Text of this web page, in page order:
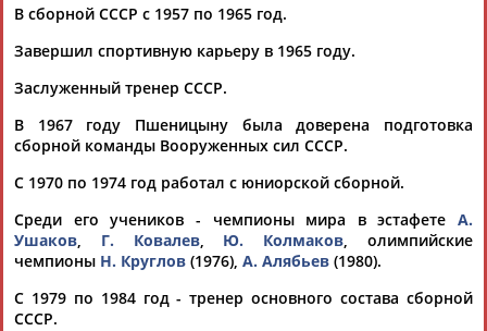
Флюра
БУЛАТОВА
Татьяна
Акжана
В сборной СССР с 1957 по 1965 год.
Завершил спортивную карьеру в 1965 году.
Заслуженный тренер СССР.
В 1967 году Пшеницыну была доверена подготовка
сборной команды Вооруженных сил СССР.
С 1970 по 1974 год работал с юниорской сборной.
Среди его учеников - чемпионы мира в эстафете А.
Ушаков, Г. Ковалев, Ю. Колмаков, олимпийские
чемпионы Н. Круглов (1976), А. Алябьев (1980).
С 1979 по 1984 год - тренер основного состава сборной
СССР.